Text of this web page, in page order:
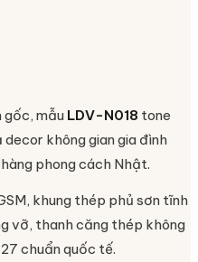
gốc, mẫu LDV-N018 tone
không gian gia đình
phong cách Nhật.
khung thép phủ sơn tĩnh
vỡ, thanh căng thép không
chuẩn quốc tế.